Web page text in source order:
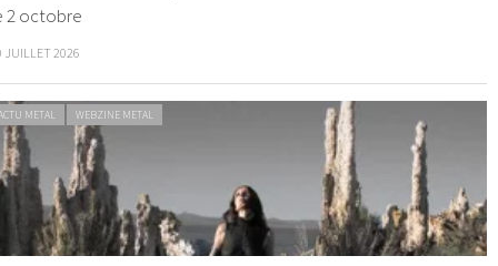
2 octobre
JUILLET 2026
METAL WEBZINE METAL